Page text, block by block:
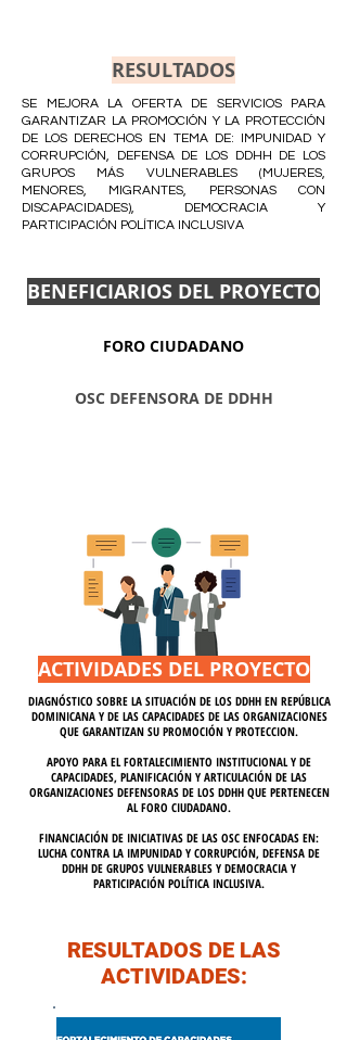
RESULTADOS
SE MEJORA LA OFERTA DE SERVICIOS PARA
GARANTIZAR LA PROMOCIÓN Y LA PROTECCIÓN
DE LOS DERECHOS EN TEMA DE: IMPUNIDAD Y
CORRUPCIÓN, DEFENSA DE LOS DDHH DE LOS
GRUPOS MÁS VULNERABLES (MUJERES,
MENORES, MIGRANTES, PERSONAS CON
DISCAPACIDADES), DEMOCRACIA Y
PARTICIPACIÓN POLÍTICA INCLUSIVA
BENEFICIARIOS DEL PROYECTO
FORO CIUDADANO
OSC DEFENSORA DE DDHH
ACTIVIDADES DEL PROYECTO
DIAGNÓSTICO SOBRE LA SITUACIÓN DE LOS DDHH EN REPÚBLICA
DOMINICANA Y DE LAS CAPACIDADES DE LAS ORGANIZACIONES
QUE GARANTIZAN SU PROMOCIÓN Y PROTECCION.
APOYO PARA EL FORTALECIMIENTO INSTITUCIONAL Y DE
CAPACIDADES, PLANIFICACIÓN Y ARTICULACIÓN DE LAS
ORGANIZACIONES DEFENSORAS DE LOS DDHH QUE PERTENECEN
AL FORO CIUDADANO.
FINANCIACIÓN DE INICIATIVAS DE LAS OSC ENFOCADAS EN:
LUCHA CONTRA LA IMPUNIDAD Y CORRUPCIÓN, DEFENSA DE
DDHH DE GRUPOS VULNERABLES Y DEMOCRACIA Y
PARTICIPACIÓN POLÍTICA INCLUSIVA.
RESULTADOS DE LAS
ACTIVIDADES: